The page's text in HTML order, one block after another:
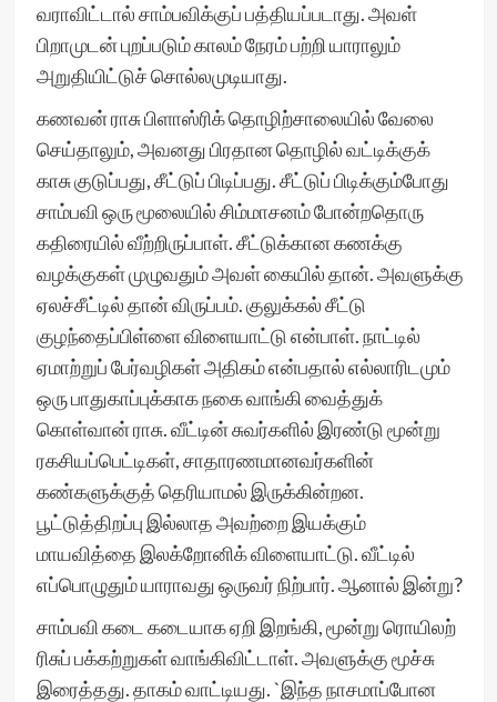
வராவிட்டால் சாம்பவிக்குப் பத்தியப்படாது. அவள்
பிறாமுடன் புறப்படும் காலம் நேரம் பற்றி யாராலும்
அறுதியிட்டுச் சொல்லமுடியாது.
கணவன் ராசு பிளாஸ்ரிக் தொழிற்சாலையில் வேலை
செய்தாலும், அவனது பிரதான தொழில் வட்டிக்குக்
காசு குடுப்பது, சீட்டுப் பிடிப்பது. சீட்டுப் பிடிக்கும்போது
சாம்பவி ஒரு மூலையில் சிம்மாசனம் போன்றதொரு
கதிரையில் வீற்றிருப்பாள். சீட்டுக்கான கணக்கு
வழக்குகள் முழுவதும் அவள் கையில் தான். அவளுக்கு
ஏலச்சீட்டில் தான் விருப்பம். குலுக்கல் சீட்டு
குழந்தைப்பிள்ளை விளையாட்டு என்பாள். நாட்டில்
ஏமாற்றுப் பேர்வழிகள் அதிகம் என்பதால் எல்லாரிடமும்
ஒரு பாதுகாப்புக்காக நகை வாங்கி வைத்துக்
கொள்வான் ராசு. வீட்டின் சுவர்களில் இரண்டு மூன்று
ரகசியப்பெட்டிகள், சாதாரணமானவர்களின்
கண்களுக்குத் தெரியாமல் இருக்கின்றன.
பூட்டுத்திறப்பு இல்லாத அவற்றை இயக்கும்
மாயவித்தை இலக்றோனிக் விளையாட்டு. வீட்டில்
எப்பொழுதும் யாராவது ஒருவர் நிற்பார். ஆனால் இன்று?
சாம்பவி கடை கடையாக ஏறி இறங்கி, மூன்று ரொயிலற்
ரிசுப் பக்கற்றுகள் வாங்கிவிட்டாள். அவளுக்கு மூச்சு
இரைத்தது. தாகம் வாட்டியது. `இந்த நாசமாப்போன